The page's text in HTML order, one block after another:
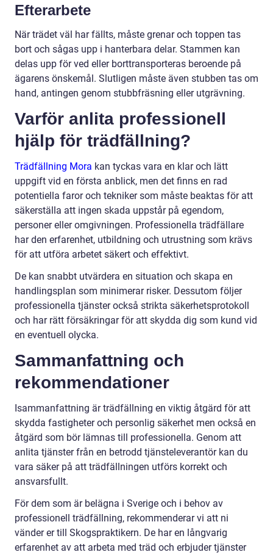
Efterarbete
När trädet väl har fällts, måste grenar och toppen tas
bort och sågas upp i hanterbara delar. Stammen kan
delas upp för ved eller borttransporteras beroende på
ägarens önskemål. Slutligen måste även stubben tas om
hand, antingen genom stubbfräsning eller utgrävning.
Varför anlita professionell
hjälp för trädfällning?
Trädfällning Mora kan tyckas vara en klar och lätt
uppgift vid en första anblick, men det finns en rad
potentiella faror och tekniker som måste beaktas för att
säkerställa att ingen skada uppstår på egendom,
personer eller omgivningen. Professionella trädfällare
har den erfarenhet, utbildning och utrustning som krävs
för att utföra arbetet säkert och effektivt.
De kan snabbt utvärdera en situation och skapa en
handlingsplan som minimerar risker. Dessutom följer
professionella tjänster också strikta säkerhetsprotokoll
och har rätt försäkringar för att skydda dig som kund vid
en eventuell olycka.
Sammanfattning och
rekommendationer
Isammanfattning är trädfällning en viktig åtgärd för att
skydda fastigheter och personlig säkerhet men också en
åtgärd som bör lämnas till professionella. Genom att
anlita tjänster från en betrodd tjänsteleverantör kan du
vara säker på att trädfällningen utförs korrekt och
ansvarsfullt.
För dem som är belägna i Sverige och i behov av
professionell trädfällning, rekommenderar vi att ni
vänder er till Skogspraktikern. De har en långvarig
erfarenhet av att arbeta med träd och erbjuder tjänster